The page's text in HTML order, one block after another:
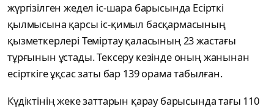
жүргізілген жедел іс-шара барысында Есірткі
қылмысына қарсы іс-қимыл басқармасының
қызметкерлері Теміртау қаласының 23 жастағы
тұрғынын ұстады. Тексеру кезінде оның жанынан
есірткіге ұқсас заты бар 139 орама табылған.
Күдіктінің жеке заттарын қарау барысында тағы 110